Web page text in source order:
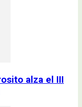
alza el III